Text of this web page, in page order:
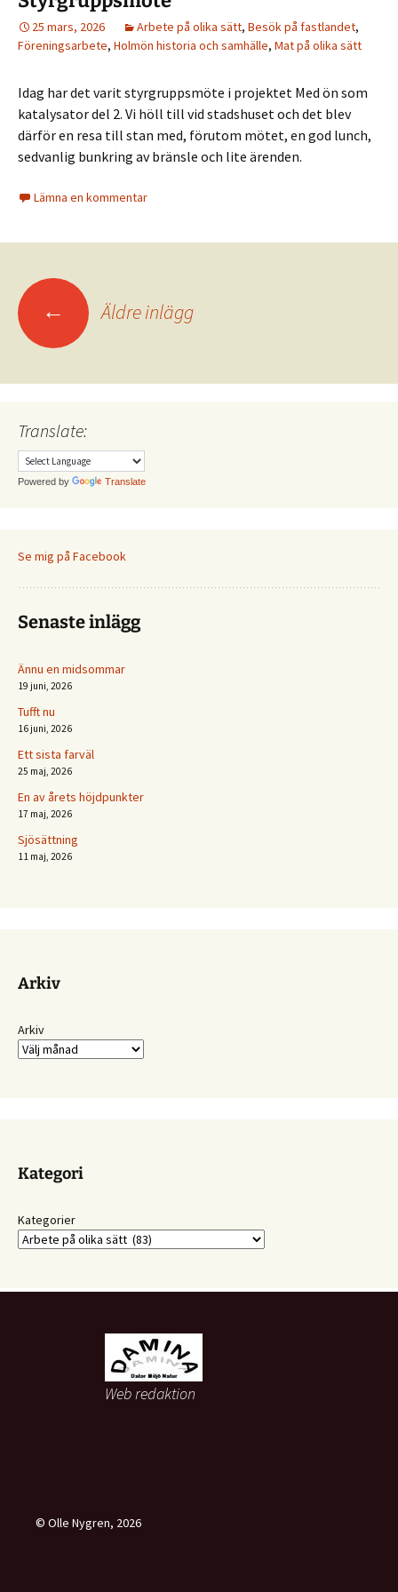
25 mars, 2026 Arbete på olika sätt, Besök på fastlandet,
Föreningsarbete, Holmön historia och samhälle, Mat på olika sätt
Idag har det varit styrgruppsmöte i projektet Med ön som
katalysator del 2. Vi höll till vid stadshuset och det blev
därför en resa till stan med, förutom mötet, en god lunch,
sedvanlig bunkring av bränsle och lite ärenden.
Lämna en kommentar
Inläggsnavigering
← Äldre inlägg
Translate:
Powered by Translate
Se mig på Facebook
Senaste inlägg
Ännu en midsommar
19 juni, 2026
Tufft nu
16 juni, 2026
Ett sista farväl
25 maj, 2026
En av årets höjdpunkter
17 maj, 2026
Sjösättning
11 maj, 2026
Arkiv
Arkiv
Kategori
Kategorier
Web redaktion
© Olle Nygren, 2026